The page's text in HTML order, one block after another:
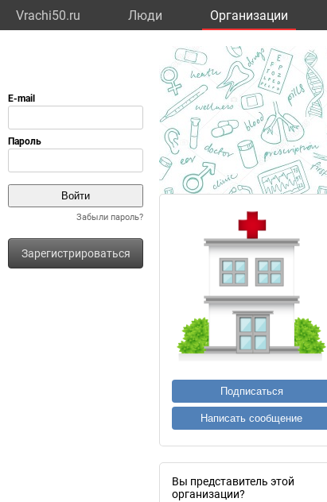
Vrachi50.ru Люди Организации
Забыли пароль?
Зарегистрироваться
Подписаться
Написать сообщение
Вы представитель этой
организации?